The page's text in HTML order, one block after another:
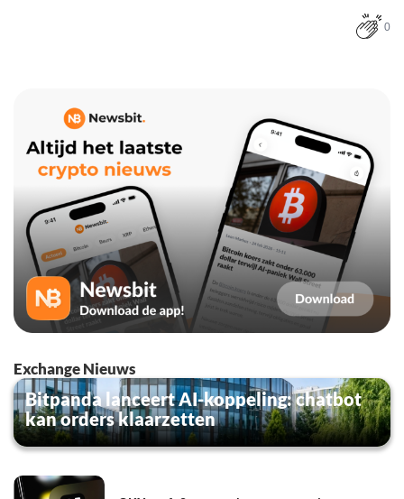
0
Exchange Nieuws
Bitpanda lanceert AI-koppeling: chatbot
kan orders klaarzetten